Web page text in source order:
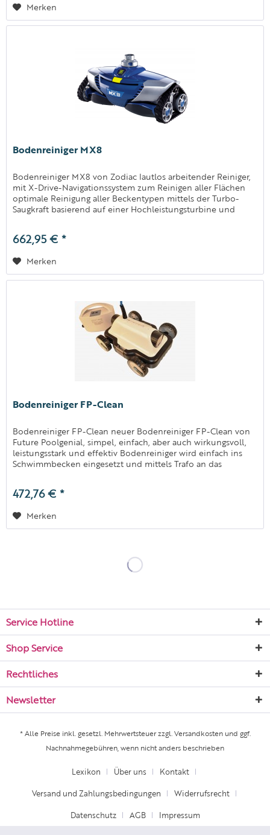
Merken
Bodenreiniger MX8
Bodenreiniger MX8 von Zodiac lautlos arbeitender Reiniger,
mit X-Drive-Navigationssystem zum Reinigen aller Flächen
optimale Reinigung aller Beckentypen mittels der Turbo-
Saugkraft basierend auf einer Hochleistungsturbine und
662,95 € *
Merken
Bodenreiniger FP-Clean
Bodenreiniger FP-Clean neuer Bodenreiniger FP-Clean von
Future Poolgenial, simpel, einfach, aber auch wirkungsvoll,
leistungsstark und effektiv Bodenreiniger wird einfach ins
Schwimmbecken eingesetzt und mittels Trafo an das
472,76 € *
Merken
Service Hotline
Shop Service
Rechtliches
Newsletter
* Alle Preise inkl. gesetzl. Mehrwertsteuer zzgl. Versandkostenund ggf.
Nachnahmegebühren, wenn nicht anders beschrieben
Lexikon Über uns Kontakt
Versand und Zahlungsbedingungen Widerrufsrecht
Datenschutz AGB Impressum